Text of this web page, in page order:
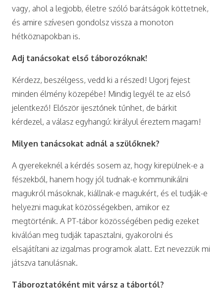
vagy, ahol a legjobb, életre szóló barátságok köttetnek,
és amire szívesen gondolsz vissza a monoton
hétköznapokban is.
Adj tanácsokat első táborozóknak!
Kérdezz, beszélgess, vedd ki a részed! Ugorj fejest
minden élmény közepébe! Mindig legyél te az első
jelentkező! Először ijesztőnek tűnhet, de bárkit
kérdezel, a válasz egyhangú: királyul éreztem magam!
Milyen tanácsokat adnál a szülőknek?
A gyerekeknél a kérdés sosem az, hogy kirepülnek-e a
fészekből, hanem hogy jól tudnak-e kommunikálni
magukról másoknak, kiállnak-e magukért, és el tudják-e
helyezni magukat közösségekben, amikor ez
megtörténik. A PT-tábor közösségében pedig ezeket
kiválóan meg tudják tapasztalni, gyakorolni és
elsajátítani az izgalmas programok alatt. Ezt nevezzük mi
játszva tanulásnak.
Táboroztatóként mit vársz a tábortól?